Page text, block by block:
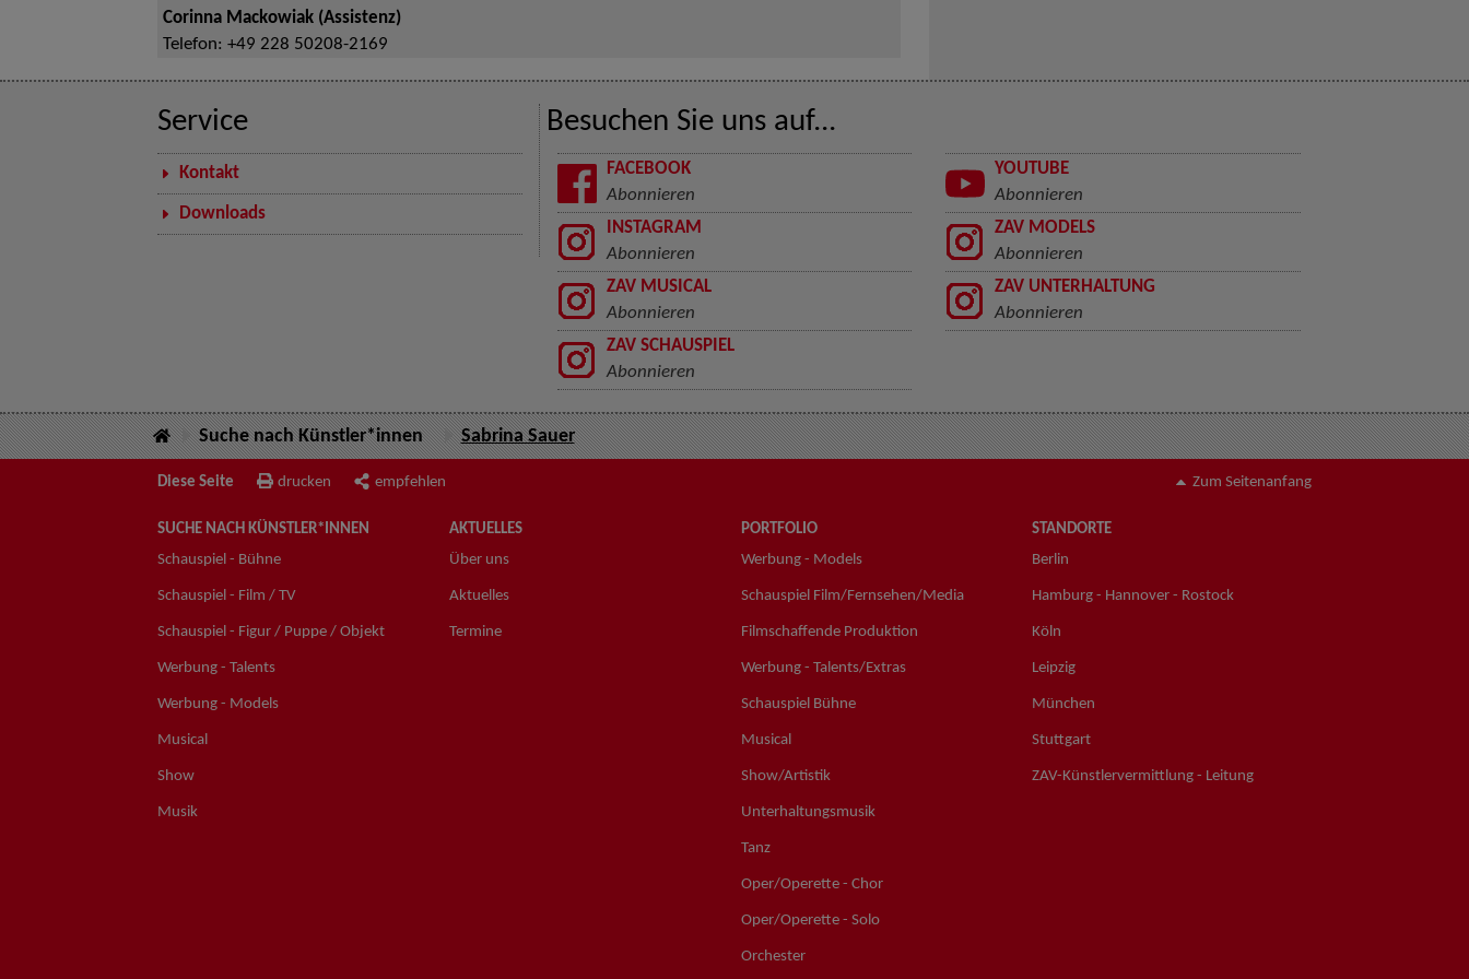
Corinna Mackowiak (Assistenz)
Telefon: +49 228 50208-2169
Service
Kontakt
Downloads
Besuchen Sie uns auf...
FACEBOOK
Abonnieren
YOUTUBE
Abonnieren
INSTAGRAM
Abonnieren
ZAV MODELS
Abonnieren
ZAV MUSICAL
Abonnieren
ZAV UNTERHALTUNG
Abonnieren
ZAV SCHAUSPIEL
Abonnieren
Suche nach Künstler*innen Sabrina Sauer
Diese Seite drucken empfehlen Zum Seitenanfang
SUCHE NACH KÜNSTLER*INNEN
Schauspiel - Bühne
Schauspiel - Film / TV
Schauspiel - Figur / Puppe / Objekt
Werbung - Talents
Werbung - Models
Musical
Show
Musik
AKTUELLES
Über uns
Aktuelles
Termine
PORTFOLIO
Werbung - Models
Schauspiel Film/Fernsehen/Media
Filmschaffende Produktion
Werbung - Talents/Extras
Schauspiel Bühne
Musical
Show/Artistik
Unterhaltungsmusik
Tanz
Oper/Operette - Chor
Oper/Operette - Solo
Orchester
STANDORTE
Berlin
Hamburg - Hannover - Rostock
Köln
Leipzig
München
Stuttgart
ZAV-Künstlervermittlung - Leitung